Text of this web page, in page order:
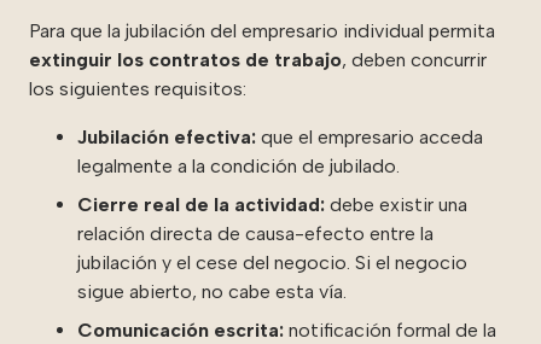
Para que la jubilación del empresario individual permita
extinguir los contratos de trabajo, deben concurrir
los siguientes requisitos:
Jubilación efectiva: que el empresario acceda
legalmente a la condición de jubilado.
Cierre real de la actividad: debe existir una
relación directa de causa-efecto entre la
jubilación y el cese del negocio. Si el negocio
sigue abierto, no cabe esta vía.
Comunicación escrita: notificación formal de la